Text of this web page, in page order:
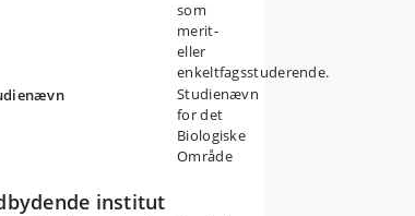
som
merit-
eller
enkeltfagsstuderende.
Studienævn
for det
Biologiske
Område
institut